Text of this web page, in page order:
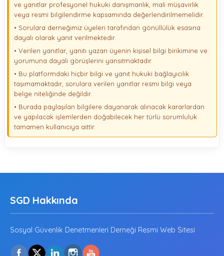
ve yanıtlar profesyonel hukuki danışmanlık, mali müşavirlik
veya resmi bilgilendirme kapsamında değerlendirilmemelidir.
• Sorulara derneğimiz üyeleri tarafından gönüllülük esasına
dayalı olarak yanıt verilmektedir.
• Verilen yanıtlar, yanıtı yazan üyenin kişisel bilgi birikimine ve
yorumuna dayalı görüşlerini yansıtmaktadır.
• Bu platformdaki hiçbir bilgi ve yanıt hukuki bağlayıcılık
taşımamaktadır, sorulara verilen yanıtlar resmi bilgi veya
belge niteliğinde değildir.
• Burada paylaşılan bilgilere dayanarak alınacak kararlardan
ve yapılacak işlemlerden doğabilecek her türlü sorumluluk
tamamen kullanıcıya aittir.
SGD Hakkında
Sosyal Güvenlik Denetmenleri Derneği Resmi Web Sitesi